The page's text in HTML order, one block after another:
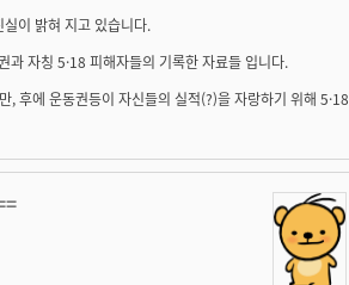
이 밝혀 지고 있습니다.
과 자칭 5·18 피해자들의 기록한 자료들 입니다.
, 후에 운동권등이 자신들의 실적(?)을 자랑하기 위해 5·18